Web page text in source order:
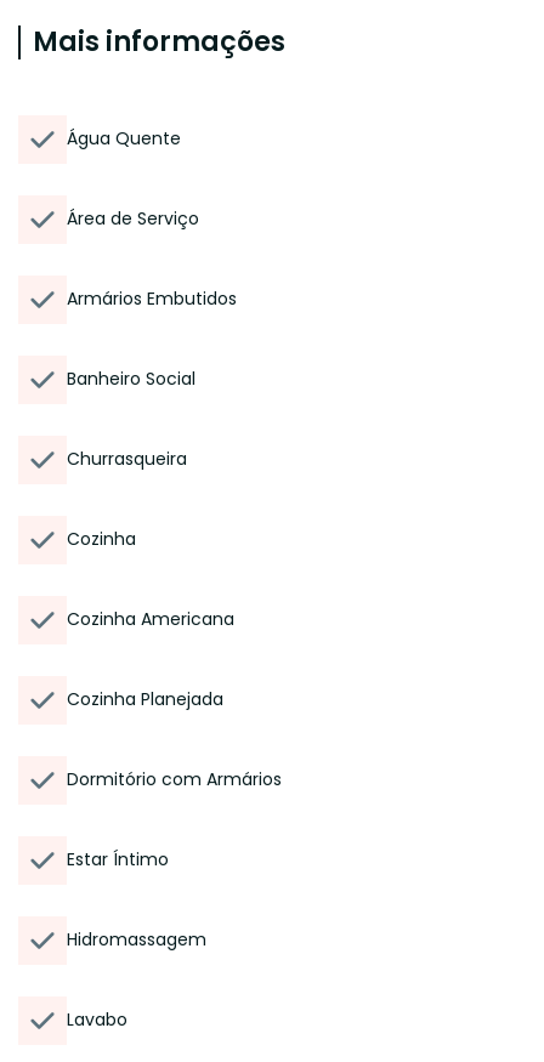
Mais informações
Água Quente
Área de Serviço
Armários Embutidos
Banheiro Social
Churrasqueira
Cozinha
Cozinha Americana
Cozinha Planejada
Dormitório com Armários
Estar Íntimo
Hidromassagem
Lavabo